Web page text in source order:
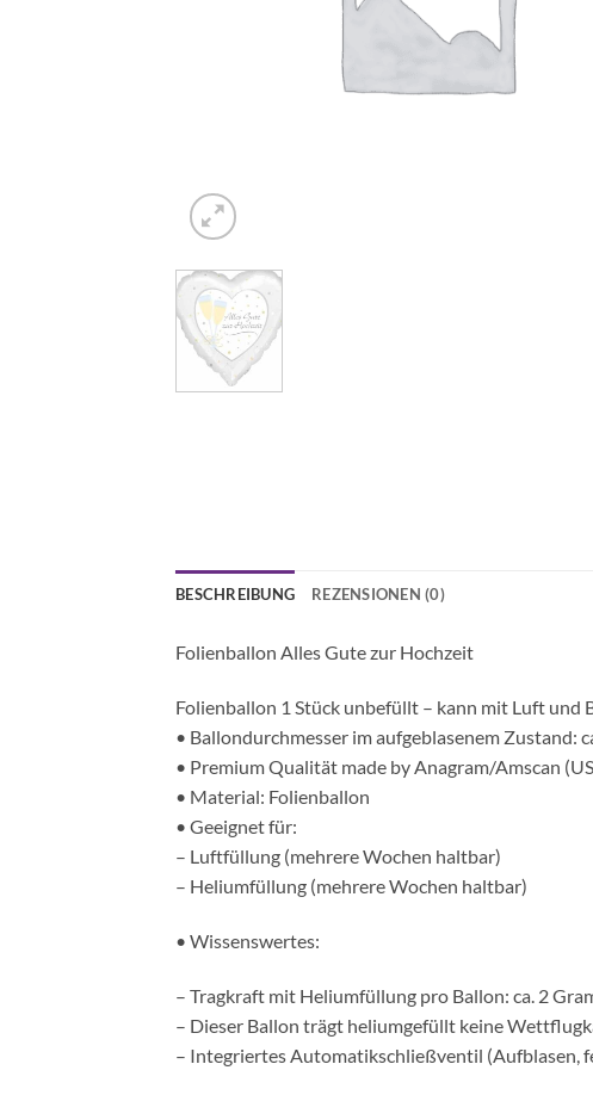
BESCHREIBUNG REZENSIONEN (0)
Folienballon Alles Gute zur Hochzeit
Folienballon 1 Stück unbefüllt – kann mit Luft und
• Ballondurchmesser im aufgeblasenem Zustand:
• Premium Qualität made by Anagram/Amscan
• Material: Folienballon
• Geeignet für:
– Luftfüllung (mehrere Wochen haltbar)
– Heliumfüllung (mehrere Wochen haltbar)
• Wissenswertes:
– Tragkraft mit Heliumfüllung pro Ballon: ca. 2
– Dieser Ballon trägt heliumgefüllt keine
– Integriertes Automatikschließventil (Aufblasen,